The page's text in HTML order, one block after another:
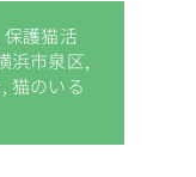
保護猫活
浜市泉区,
, 猫のいる